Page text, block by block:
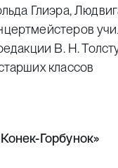
Глиэра,
В. Н.
классов
Горбунок»